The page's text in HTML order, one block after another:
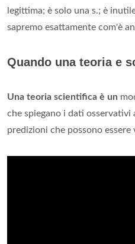
legittima; è solo una s.; è
sapremo esattamente com'è
Quando una teoria e
Una teoria scientifica è un
che spiegano i dati osservativi
predizioni che possono essere